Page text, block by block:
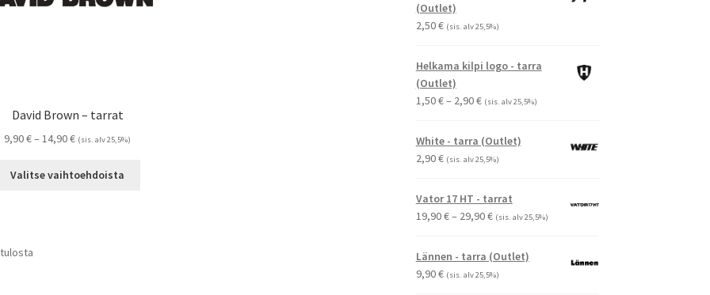
David Brown – tarrat
9,90€– 14,90€Hintaluokka:
-
(sis. alv 25,5%)
Valitse vaihtoehdoista
(Outlet)
2,50€ (sis. alv 25,5%)
Helkama kilpi logo - tarra
(Outlet)
1,50€– 2,90€Hintaluokka:
-
(sis. alv 25,5%)
White - tarra (Outlet)
2,90€ (sis. alv 25,5%)
Vator 17 HT - tarrat
19,90€– 29,90€Hintaluokka:
-
(sis. alv 25,5%)
Lännen - tarra (Outlet)
9,90€ (sis. alv 25,5%)